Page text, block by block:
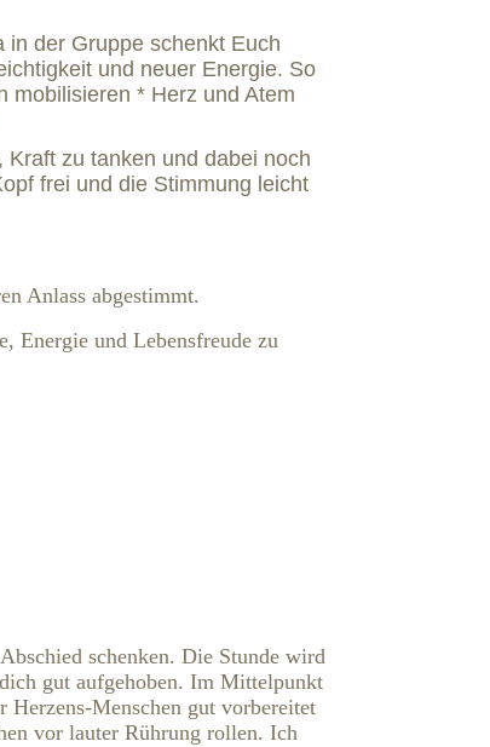
in der Gruppe schenkt Euch
und neuer Energie. So
mobilisieren * Herz und Atem
zu tanken und dabei noch
frei und die Stimmung leicht
Anlass abgestimmt.
Energie und Lebensfreude zu
schenken. Die Stunde wird
gut aufgehoben. Im Mittelpunkt
Menschen gut vorbereitet
vor lauter Rührung rollen. Ich